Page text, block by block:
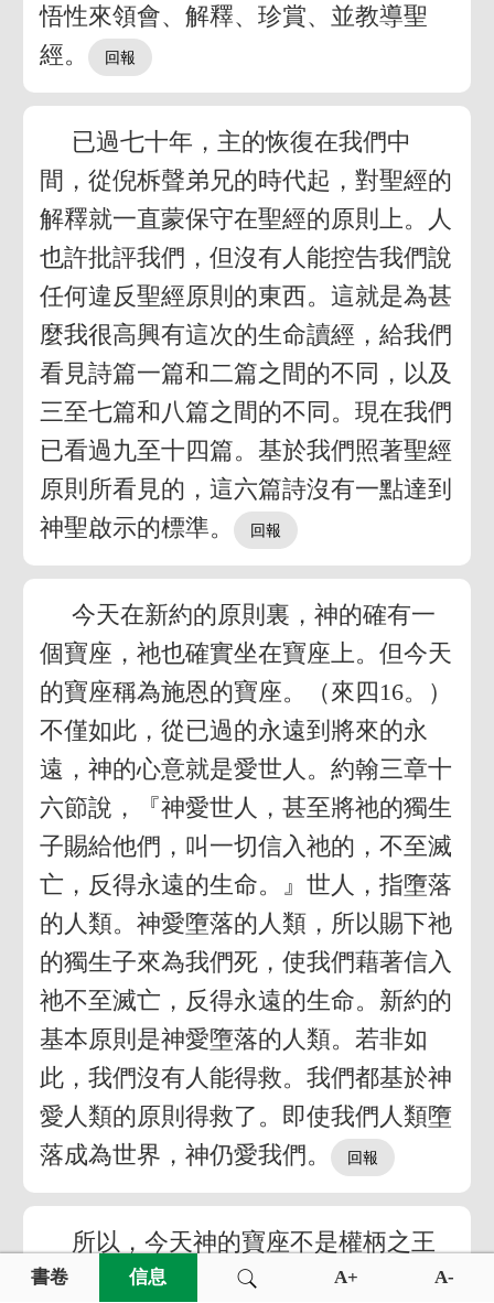
悟性來領會、解釋、珍賞、並教導聖
經。
已過七十年，主的恢復在我們中
間，從倪柝聲弟兄的時代起，對聖經的
解釋就一直蒙保守在聖經的原則上。人
也許批評我們，但沒有人能控告我們說
任何違反聖經原則的東西。這就是為甚
麼我很高興有這次的生命讀經，給我們
看見詩篇一篇和二篇之間的不同，以及
三至七篇和八篇之間的不同。現在我們
已看過九至十四篇。基於我們照著聖經
原則所看見的，這六篇詩沒有一點達到
神聖啟示的標準。
今天在新約的原則裏，神的確有一
個寶座，祂也確實坐在寶座上。但今天
的寶座稱為施恩的寶座。（來四16。）
不僅如此，從已過的永遠到將來的永
遠，神的心意就是愛世人。約翰三章十
六節說，『神愛世人，甚至將祂的獨生
子賜給他們，叫一切信入祂的，不至滅
亡，反得永遠的生命。』世人，指墮落
的人類。神愛墮落的人類，所以賜下祂
的獨生子來為我們死，使我們藉著信入
祂不至滅亡，反得永遠的生命。新約的
基本原則是神愛墮落的人類。若非如
此，我們沒有人能得救。我們都基於神
愛人類的原則得救了。即使我們人類墮
落成為世界，神仍愛我們。
所以，今天神的寶座不是權柄之王
的寶座；今天祂的寶座乃是慈愛救主的
書卷 信息 A+ A-